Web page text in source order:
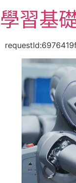
至
主
學習基